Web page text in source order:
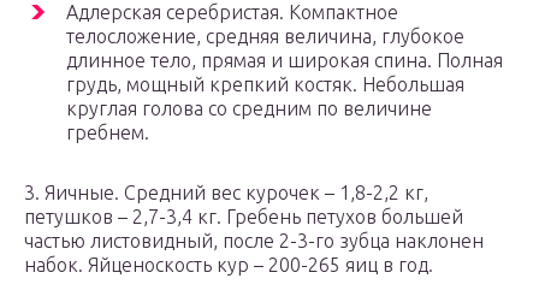
Адлерская серебристая. Компактное
телосложение, средняя величина, глубокое
длинное тело, прямая и широкая спина. Полная
грудь, мощный крепкий костяк. Небольшая
круглая голова со средним по величине
гребнем.
3. Яичные. Средний вес курочек – 1,8-2,2 кг,
петушков – 2,7-3,4 кг. Гребень петухов большей
частью листовидный, после 2-3-го зубца наклонен
набок. Яйценоскость кур – 200-265 яиц в год.